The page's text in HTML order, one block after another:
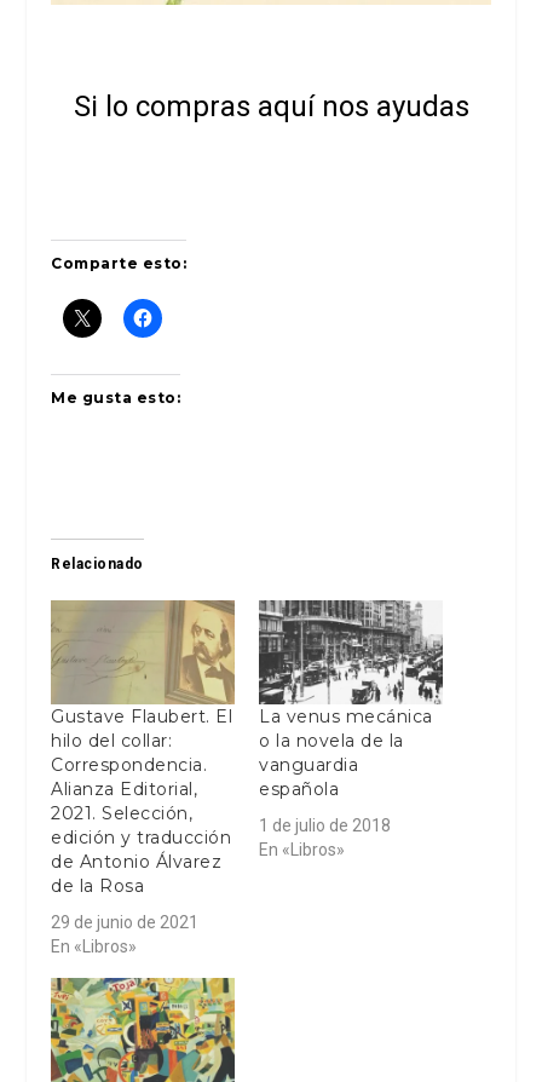
Si lo compras aquí nos ayudas
Comparte esto:
Me gusta esto:
Relacionado
Gustave Flaubert. El
hilo del collar:
Correspondencia.
Alianza Editorial,
2021. Selección,
edición y traducción
de Antonio Álvarez
de la Rosa
29 de junio de 2021
En «Libros»
La venus mecánica
o la novela de la
vanguardia
española
1 de julio de 2018
En «Libros»